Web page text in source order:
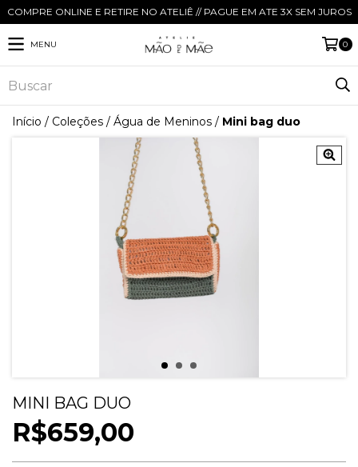
COMPRE ONLINE E RETIRE NO ATELIÊ // PAGUE EM ATE 3X SEM JUROS
MENU 0
Início / Coleções / Água de Meninos / Mini bag duo
MINI BAG DUO
R$659,00